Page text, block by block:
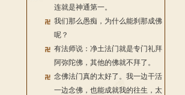
连就是神通第一。
我们那么愚痴，为什么能刹那成佛
呢？
有法师说：净土法门就是专门礼拜
阿弥陀佛，其他的佛就不拜了。
念佛法门真的太好了。我一边干活
一边念佛，也能成就我的往生，太